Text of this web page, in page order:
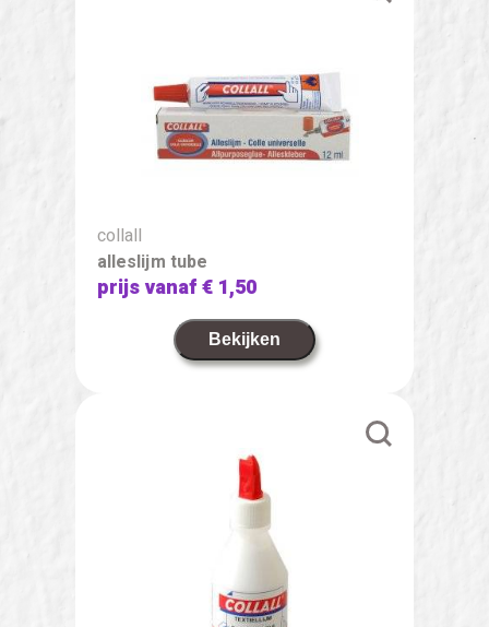
collall
alleslijm tube
prijs vanaf€ 1,50
Bekijken